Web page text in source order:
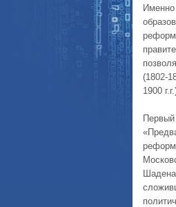
(1802-
1900
Первый
реформ